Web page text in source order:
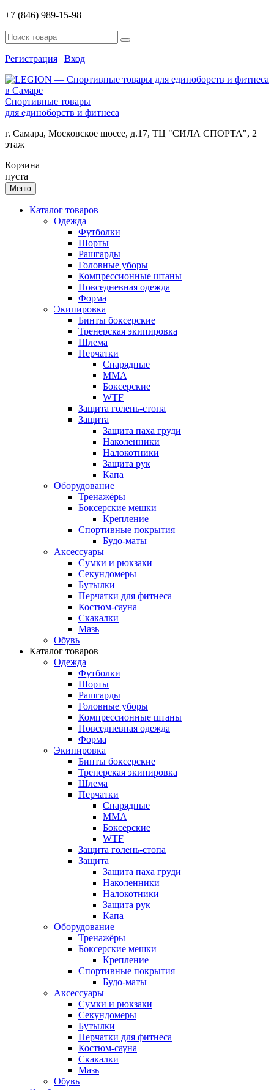
+7 (846) 989-15-98
Регистрация | Вход
Спортивные товары
для единоборств и фитнеса
г. Самара, Московское шоссе, д.17, ТЦ "СИЛА СПОРТА", 2
этаж
Корзина
пуста
Меню
Каталог товаров
Одежда
Футболки
Шорты
Рашгарды
Головные уборы
Компрессионные штаны
Повседневная одежда
Форма
Экипировка
Бинты боксерские
Тренерская экипировка
Шлема
Перчатки
Снарядные
ММА
Боксерские
WTF
Защита голень-стопа
Защита
Защита паха груди
Наколенники
Налокотники
Защита рук
Капа
Оборудование
Тренажёры
Боксерские мешки
Крепление
Спортивные покрытия
Будо-маты
Аксессуары
Сумки и рюкзаки
Секундомеры
Бутылки
Перчатки для фитнеса
Костюм-сауна
Скакалки
Мазь
Обувь
Каталог товаров
Одежда
Футболки
Шорты
Рашгарды
Головные уборы
Компрессионные штаны
Повседневная одежда
Форма
Экипировка
Бинты боксерские
Тренерская экипировка
Шлема
Перчатки
Снарядные
ММА
Боксерские
WTF
Защита голень-стопа
Защита
Защита паха груди
Наколенники
Налокотники
Защита рук
Капа
Оборудование
Тренажёры
Боксерские мешки
Крепление
Спортивные покрытия
Будо-маты
Аксессуары
Сумки и рюкзаки
Секундомеры
Бутылки
Перчатки для фитнеса
Костюм-сауна
Скакалки
Мазь
Обувь